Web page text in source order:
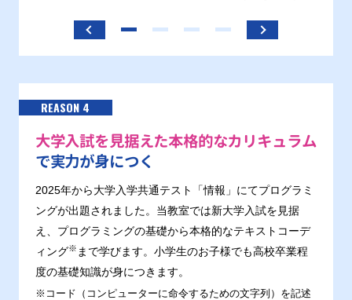
REASON 4
大学入試を見据えた本格的なカリキュラム
で実力が身につく
2025年から大学入学共通テスト「情報」にてプログラミ
ングが出題されました。当教室では新大学入試を見据
え、プログラミングの基礎から本格的なテキストコーデ
ィング※ まで学びます。小学生のお子様でも高校卒業程
度の基礎知識が身につきます。
※コード（コンピューターに命令するための文字列）を記述